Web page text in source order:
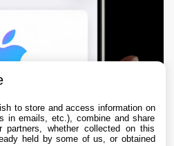
to store and access information on
in emails, etc.), combine and share
partners, whether collected on this
held by some of us, or obtained